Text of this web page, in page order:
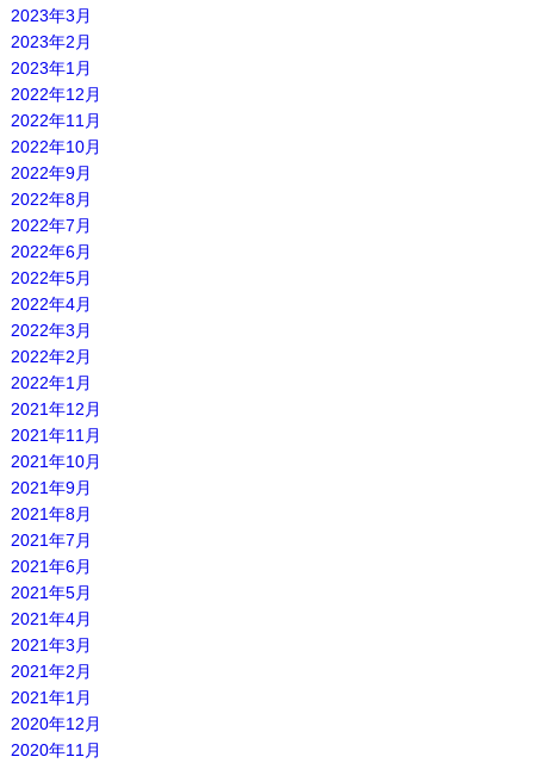
2023年3月
2023年2月
2023年1月
2022年12月
2022年11月
2022年10月
2022年9月
2022年8月
2022年7月
2022年6月
2022年5月
2022年4月
2022年3月
2022年2月
2022年1月
2021年12月
2021年11月
2021年10月
2021年9月
2021年8月
2021年7月
2021年6月
2021年5月
2021年4月
2021年3月
2021年2月
2021年1月
2020年12月
2020年11月